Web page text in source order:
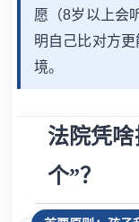
愿（8岁以上会
明自己比对方
境。
法院凭
个”？